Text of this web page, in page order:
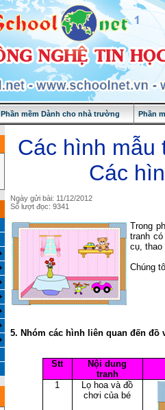
Phần mềm Dành cho nhà trường Phần
Các hình mẫu
Các
Ngày gửi bài: 11/12/2012
Số lượt đọc: 9341
Trong
tranh
cụ, thao
Chúng
5. Nhóm các hình liên quan đến đồ
Stt
Nội dung
tranh
1
Lọ hoa và đồ
chơi của bé